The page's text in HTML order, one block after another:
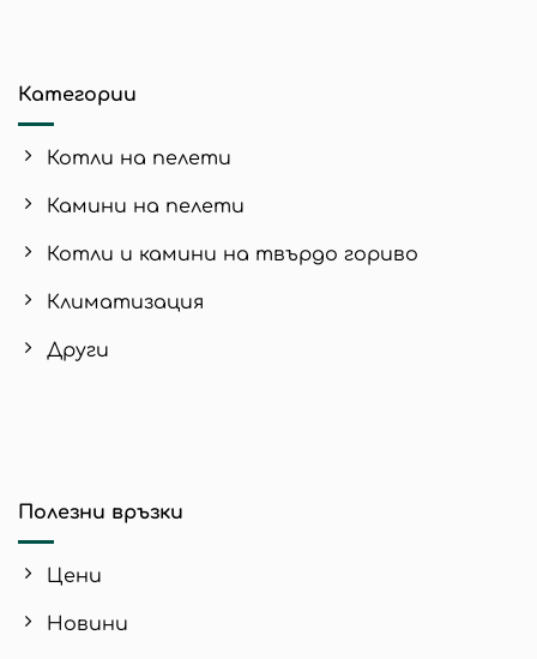
Категории
Котли на пелети
Камини на пелети
Котли и камини на твърдо гориво
Климатизация
Други
Полезни връзки
Цени
Новини